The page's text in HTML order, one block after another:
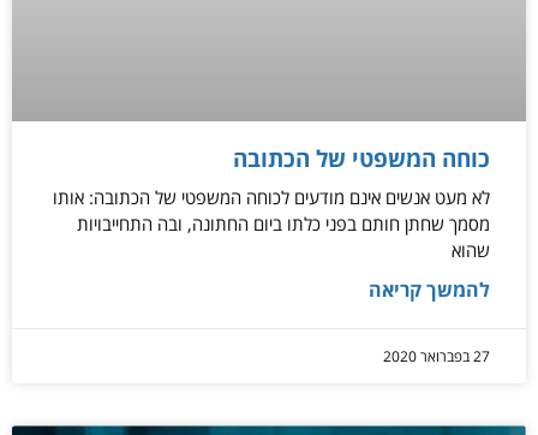
כוחה המשפטי של הכתובה
לא מעט אנשים אינם מודעים לכוחה המשפטי של הכתובה: אותו
מסמך שחתן חותם בפני כלתו ביום החתונה, ובה התחייבויות
שהוא
להמשך קריאה
27 בפברואר 2020